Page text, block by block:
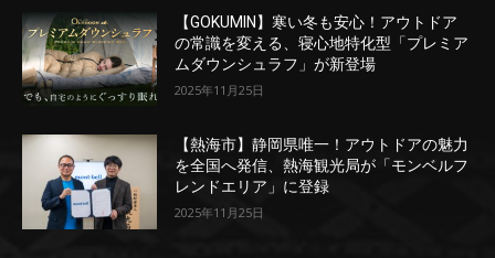
【GOKUMIN】寒い冬も安心！アウトドア
の常識を変える、寝心地特化型「プレミア
ムダウンシュラフ」が新登場
2025年11月25日
【熱海市】静岡県唯一！アウトドアの魅力
を全国へ発信、熱海観光局が「モンベルフ
レンドエリア」に登録
2025年11月25日